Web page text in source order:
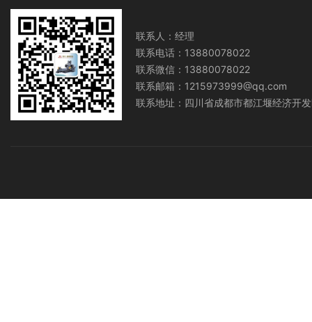
联系人：经理
联系电话：13880078022
联系微信：13880078022
联系邮箱：1215973999@qq.com
联系地址：四川省成都市都江堰经济开